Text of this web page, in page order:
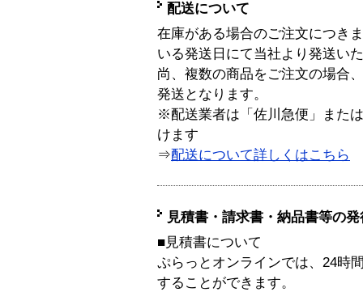
配送について
在庫がある場合のご注文につき
いる発送日にて当社より発送い
尚、複数の商品をご注文の場合
発送となります。
※配送業者は「佐川急便」また
けます
⇒配送について詳しくはこちら
見積書・請求書・納品書等の
■見積書について
ぷらっとオンラインでは、24時
することができます。